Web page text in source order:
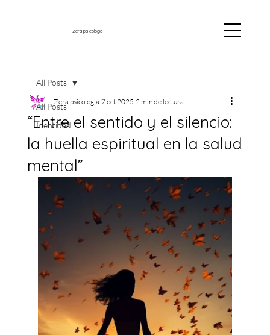
Zera psicología
All Posts
Identidad
All Posts
“Entre el sentido y el silencio:
la huella espiritual en la salud
mental”
Zera psicologia 7 oct 2025 2 min de lectura